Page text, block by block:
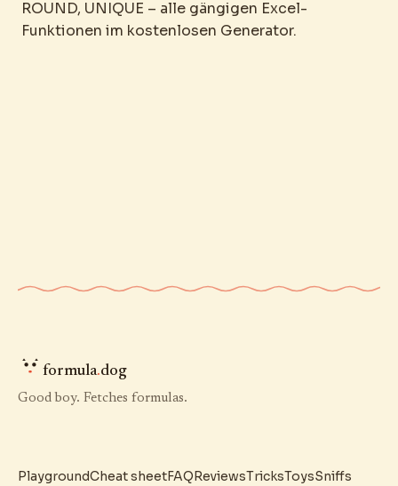
ROUND, UNIQUE – alle gängigen Excel-
Funktionen im kostenlosen Generator.
formula.dog
Good boy. Fetches formulas.
PlaygroundCheat sheetFAQReviewsTricksToysSniffs